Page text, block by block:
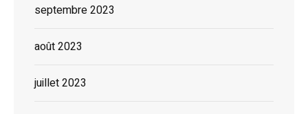
septembre 2023
août 2023
juillet 2023